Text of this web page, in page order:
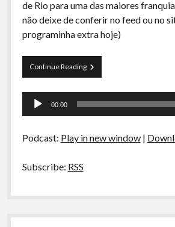
de Rio para uma das maiores
não deixe de conferir no feed ou no
programinha extra hoje)
Continue ReadingCurva
de
–
de
Tocador
00:00
Podcast: Play in new window|
Subscribe: RSS